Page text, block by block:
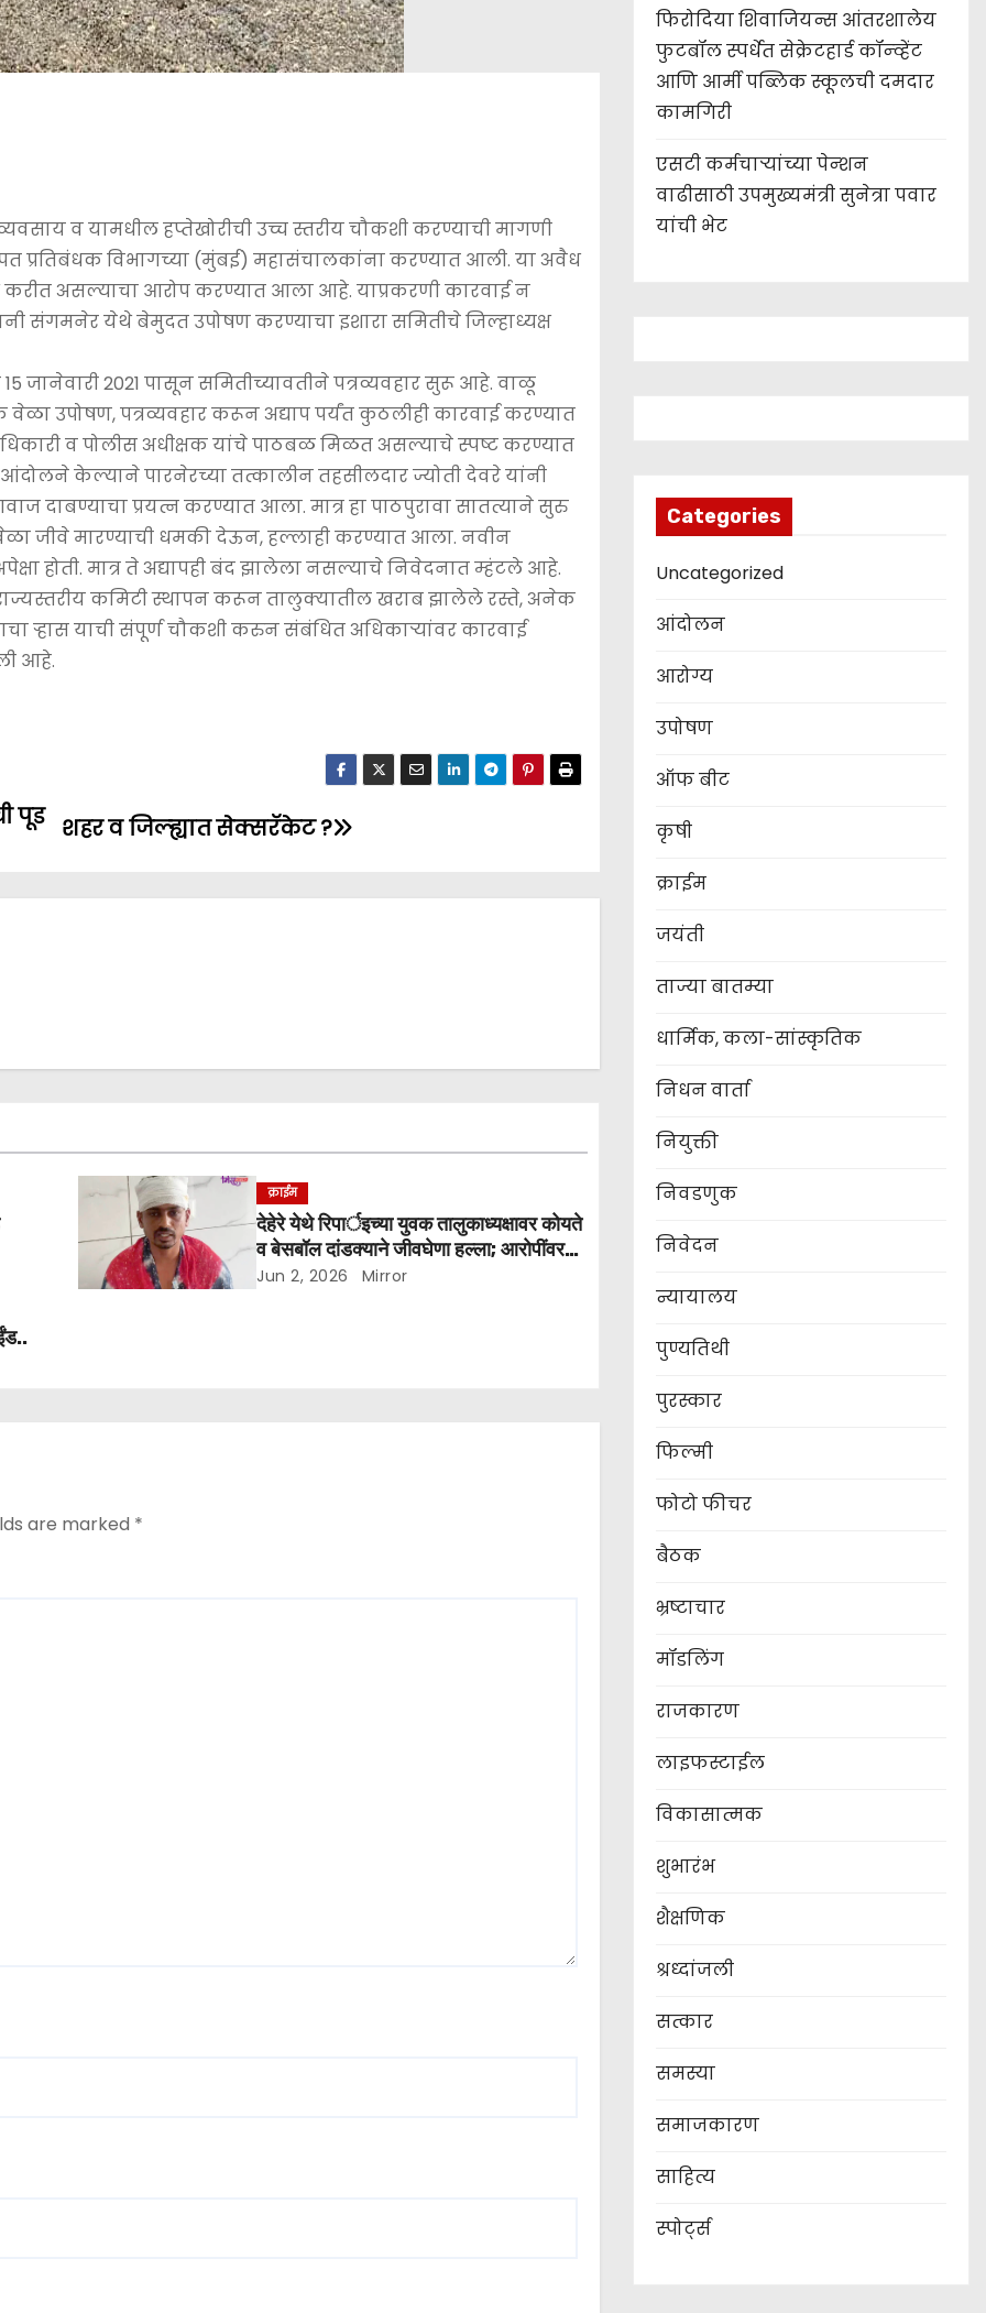
व यामधील हप्तेखोरीची उच्च स्तरीय चौकशी करण्याची मागणी
प्रतिबंधक विभागच्या (मुंबई) महासंचालकांना करण्यात आली. या अवैध
करीत असल्याचा आरोप करण्यात आला आहे. याप्रकरणी कारवाई न
संगमनेर येथे बेमुदत उपोषण करण्याचा इशारा समितीचे जिल्हाध्यक्ष
जानेवारी 2021 पासून समितीच्यावतीने पत्रव्यवहार सुरू आहे. वाळू
उपोषण, पत्रव्यवहार करून अद्याप पर्यंत कुठलीही कारवाई करण्यात
व पोलीस अधीक्षक यांचे पाठबळ मिळत असल्याचे स्पष्ट करण्यात
केल्याने पारनेरच्या तत्कालीन तहसीलदार ज्योती देवरे यांनी
दाबण्याचा प्रयत्न करण्यात आला. मात्र हा पाठपुरावा सातत्याने सुरु
जीवे मारण्याची धमकी देऊन, हल्लाही करण्यात आला. नवीन
होती. मात्र ते अद्यापही बंद झालेला नसल्याचे निवेदनात म्हंटले आहे.
कमिटी स्थापन करून तालुक्यातील खराब झालेले रस्ते, अनेक
र्‍हास याची संपूर्ण चौकशी करुन संबंधित अधिकार्‍यांवर कारवाई
आहे.
शहर व जिल्ह्यात सेक्सरॅकेट ?
पूड
क्राईम
देहेरे येथे रिपार्इच्या युवक तालुकाध्यक्षावर कोयते
व बेसबॉल दांडक्याने जीवघेणा हल्ला; आरोपींवर
कारवाईची मागणी
Jun 2, 2026 Mirror
are marked *
फिरोदिया शिवाजियन्स आंतरशालेय
फुटबॉल स्पर्धेत सेक्रेटहार्ड कॉन्व्हेंट
आणि आर्मी पब्लिक स्कूलची दमदार
कामगिरी
एसटी कर्मचाऱ्यांच्या पेन्शन
वाढीसाठी उपमुख्यमंत्री सुनेत्रा पवार
यांची भेट
Categories
Uncategorized
आंदोलन
आरोग्य
उपोषण
ऑफ बीट
कृषी
क्राईम
जयंती
ताज्या बातम्या
धार्मिक, कला-सांस्कृतिक
निधन वार्ता
नियुक्ती
निवडणुक
निवेदन
न्यायालय
पुण्यतिथी
पुरस्कार
फिल्मी
फोटो फीचर
बैठक
भ्रष्टाचार
मॉडलिंग
राजकारण
लाइफस्टाईल
विकासात्मक
शुभारंभ
शैक्षणिक
श्रध्दांजली
सत्कार
समस्या
समाजकारण
साहित्य
स्पोर्ट्स